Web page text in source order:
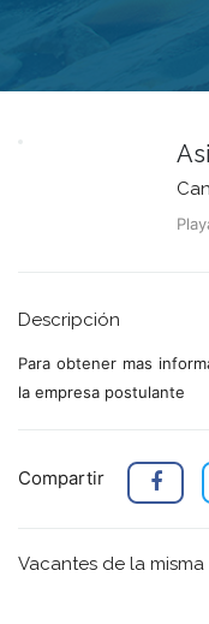
Descripción
Para obtener mas
la empresa postulante
Compartir
Vacantes de la